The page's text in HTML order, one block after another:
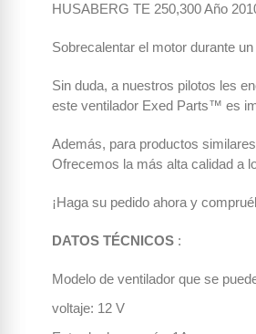
HUSABERG TE 250,300 Año
Sobrecalentar el motor durante
Sin duda, a nuestros pilotos les
este ventilador Exed Parts™ es
Además, para productos
Ofrecemos la más alta calidad a
¡Haga su pedido ahora y
DATOS TÉCNICOS :
Modelo de ventilador que se
voltaje: 12 V